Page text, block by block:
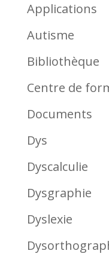
Applications
Autisme
Bibliothèque
Centre de
Documents
Dys
Dyscalculie
Dysgraphie
Dyslexie